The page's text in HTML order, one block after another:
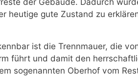
heutige gute Zustand zu
ist die Trennmauer, die
führt und damit den
sogenannten Oberhof vom